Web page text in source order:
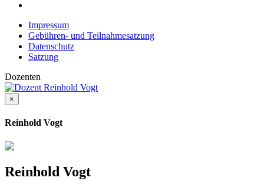
Impressum
Gebühren- und Teilnahmesatzung
Datenschutz
Satzung
Dozenten
×
Reinhold Vogt
Reinhold Vogt